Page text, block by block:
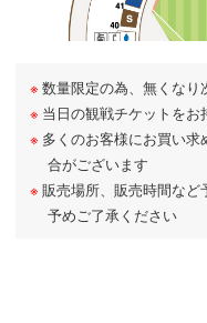
数量限定の為、無くなり
当日の観戦チケットを
多くのお客様にお買い
合がございます
販売場所、販売時間な
予めご了承ください